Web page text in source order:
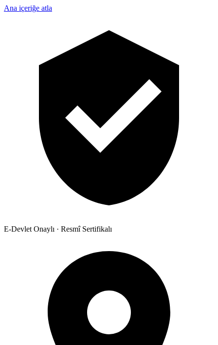
Ana içeriğe atla
E-Devlet Onaylı · Resmî Sertifikalı